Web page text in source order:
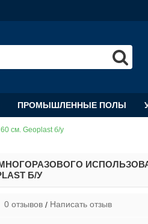
ПРОМЫШЛЕННЫЕ ПОЛЫ
см. Geoplast б/у
Б/У
0 отзывов/ Написать отзыв